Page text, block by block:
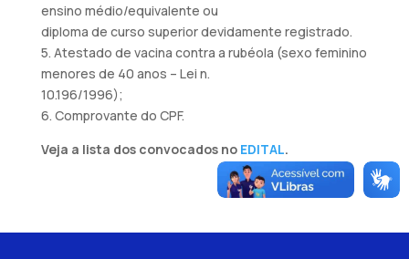
ensino médio/equivalente ou
diploma de curso superior devidamente registrado.
5. Atestado de vacina contra a rubéola (sexo feminino
menores de 40 anos – Lei n.
10.196/1996);
6. Comprovante do CPF.
Veja a lista dos convocados no EDITAL.